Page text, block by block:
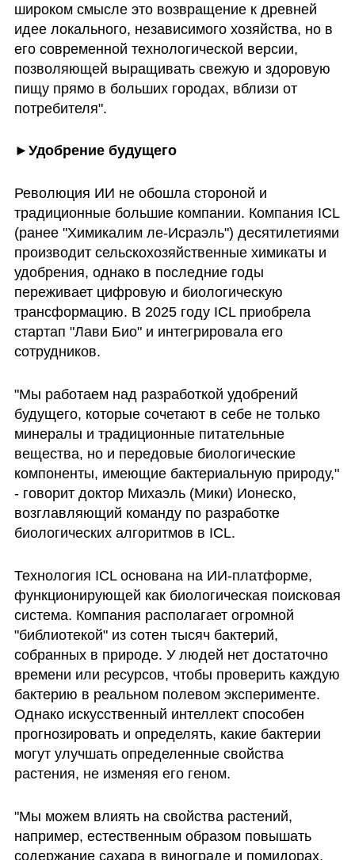
широком смысле это возвращение к древней
идее локального, независимого хозяйства, но в
его современной технологической версии,
позволяющей выращивать свежую и здоровую
пищу прямо в больших городах, вблизи от
потребителя".
►Удобрение будущего
Революция ИИ не обошла стороной и
традиционные большие компании. Компания ICL
(ранее "Химикалим ле-Исраэль") десятилетиями
производит сельскохозяйственные химикаты и
удобрения, однако в последние годы
переживает цифровую и биологическую
трансформацию. В 2025 году ICL приобрела
стартап "Лави Био" и интегрировала его
сотрудников.
"Мы работаем над разработкой удобрений
будущего, которые сочетают в себе не только
минералы и традиционные питательные
вещества, но и передовые биологические
компоненты, имеющие бактериальную природу,"
- говорит доктор Михаэль (Мики) Ионеско,
возглавляющий команду по разработке
биологических алгоритмов в ICL.
Технология ICL основана на ИИ-платформе,
функционирующей как биологическая поисковая
система. Компания располагает огромной
"библиотекой" из сотен тысяч бактерий,
собранных в природе. У людей нет достаточно
времени или ресурсов, чтобы проверить каждую
бактерию в реальном полевом эксперименте.
Однако искусственный интеллект способен
прогнозировать и определять, какие бактерии
могут улучшать определенные свойства
растения, не изменяя его геном.
"Мы можем влиять на свойства растений,
например, естественным образом повышать
содержание сахара в винограде и помидорах,